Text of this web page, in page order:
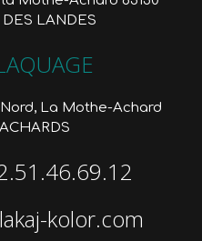
LANDES
La Mothe-Achard
kolor.com